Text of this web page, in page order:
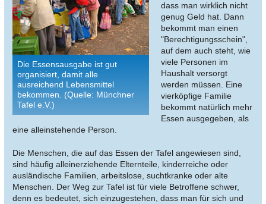
Die Essensausgabe ist gut
organisiert, damit alle
ausreichend Lebensmittel
bekommen. (Quelle: Münchner
Tafel e.V.)
dass man wirklich nicht
genug Geld hat. Dann
bekommt man einen
"Berechtigungsschein",
auf dem auch steht, wie
viele Personen im
Haushalt versorgt
werden müssen. Eine
vierköpfige Familie
bekommt natürlich mehr
Essen ausgegeben, als
eine alleinstehende Person.
Die Menschen, die auf das Essen der Tafel angewiesen sind,
sind häufig alleinerziehende Elternteile, kinderreiche oder
ausländische Familien, arbeitslose, suchtkranke oder alte
Menschen. Der Weg zur Tafel ist für viele Betroffene schwer,
denn es bedeutet, sich einzugestehen, dass man für sich und